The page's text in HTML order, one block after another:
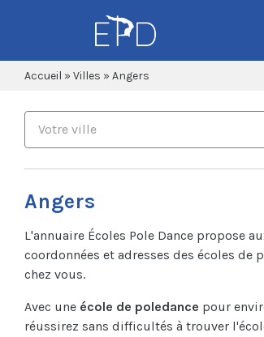
Accueil » Villes » Angers
Angers
L'annuaire Écoles Pole Dance propose
coordonnées et adresses des écoles de
chez vous.
Avec une école de poledance pour
réussirez sans difficultés à trouver